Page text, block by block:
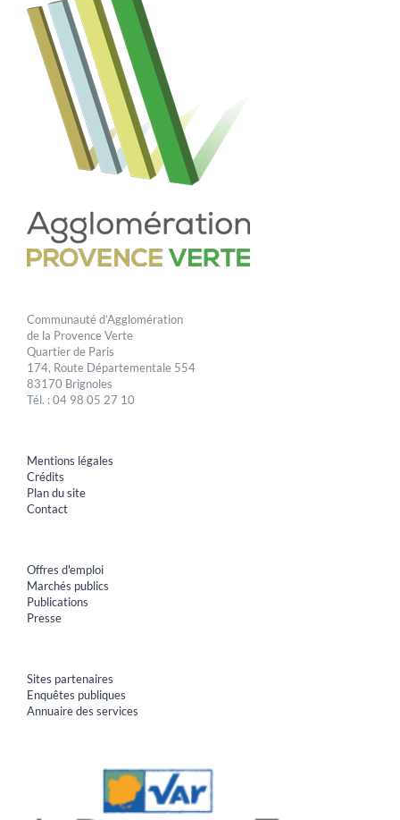
Communauté d’Agglomération
de la Provence Verte
Quartier de Paris
174, Route Départementale 554
83170 Brignoles
Tél. : 04 98 05 27 10
Mentions légales
Crédits
Plan du site
Contact
Offres d'emploi
Marchés publics
Publications
Presse
Sites partenaires
Enquêtes publiques
Annuaire des services